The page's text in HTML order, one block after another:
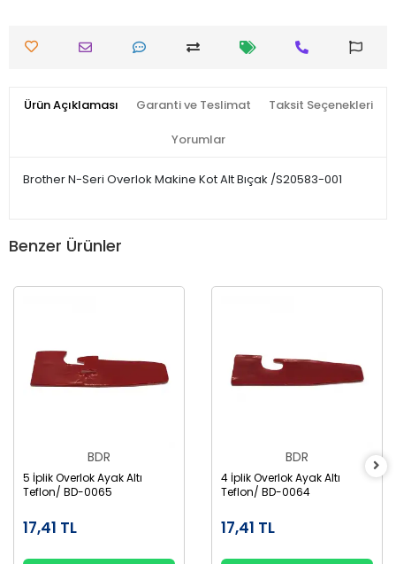
Ürün Açıklaması Garanti ve Teslimat Taksit Seçenekleri
Yorumlar
Brother N-Seri Overlok Makine Kot Alt Bıçak /S20583-001
Benzer Ürünler
BDR
5 İplik Overlok Ayak Altı
Teflon/ BD-0065
17,41 TL
BDR
4 İplik Overlok Ayak Altı
Teflon/ BD-0064
17,41 TL